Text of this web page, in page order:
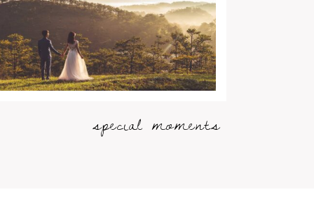
special moments